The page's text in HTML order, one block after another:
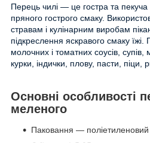
Перець чилі — це гостра та пекуча
пряного гострого смаку.
стравам і кулінарним виробам
підкреслення яскравого смаку їжі.
молочних і томатних соусів,
курки, індички, плову, пасти, піци,
Основні особливості
меленого
Паковання — поліетиленовий